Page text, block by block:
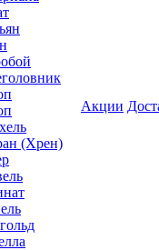
(Хрен)
Акции